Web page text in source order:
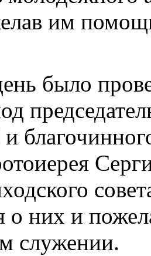
им
было
о них и
служении.